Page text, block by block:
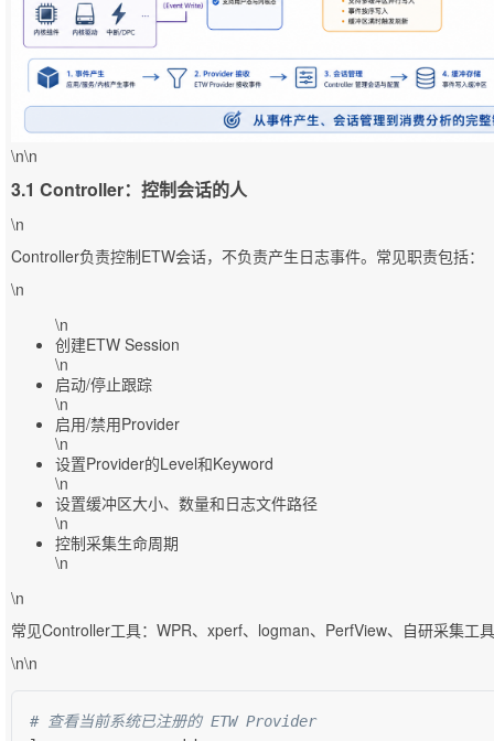
\n\n
3.1 Controller：控制会话的人
\n
Controller负责控制ETW会话，不负责产生日志事件。常见职责包括：
\n
\n
创建ETW Session
\n
启动/停止跟踪
\n
启用/禁用Provider
\n
设置Provider的Level和Keyword
\n
设置缓冲区大小、数量和日志文件路径
\n
控制采集生命周期
\n
\n
常见Controller工具：WPR、xperf、logman、PerfView、自研采集工
\n\n
# 查看当前系统已注册的 ETW Provider